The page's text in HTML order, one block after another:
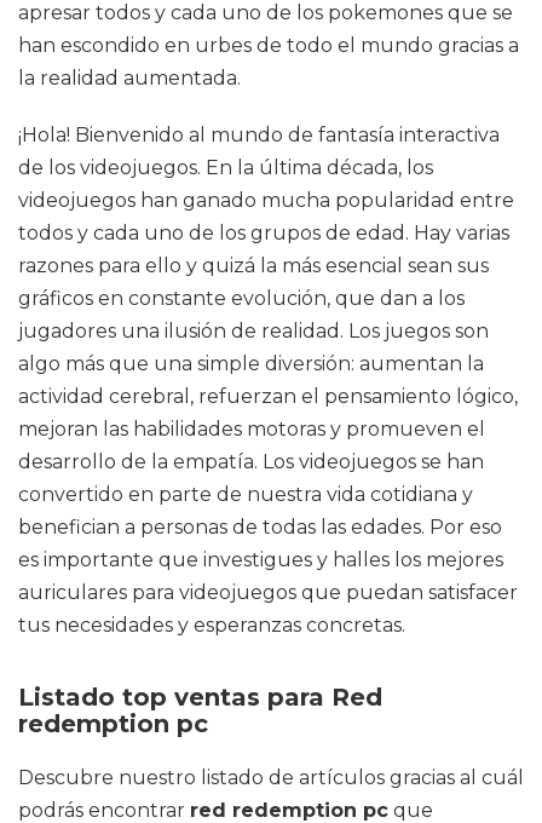
apresar todos y cada uno de los pokemones que se
han escondido en urbes de todo el mundo gracias a
la realidad aumentada.
¡Hola! Bienvenido al mundo de fantasía interactiva
de los videojuegos. En la última década, los
videojuegos han ganado mucha popularidad entre
todos y cada uno de los grupos de edad. Hay varias
razones para ello y quizá la más esencial sean sus
gráficos en constante evolución, que dan a los
jugadores una ilusión de realidad. Los juegos son
algo más que una simple diversión: aumentan la
actividad cerebral, refuerzan el pensamiento lógico,
mejoran las habilidades motoras y promueven el
desarrollo de la empatía. Los videojuegos se han
convertido en parte de nuestra vida cotidiana y
benefician a personas de todas las edades. Por eso
es importante que investigues y halles los mejores
auriculares para videojuegos que puedan satisfacer
tus necesidades y esperanzas concretas.
Listado top ventas para Red
redemption pc
Descubre nuestro listado de artículos gracias al cuál
podrás encontrar red redemption pc que